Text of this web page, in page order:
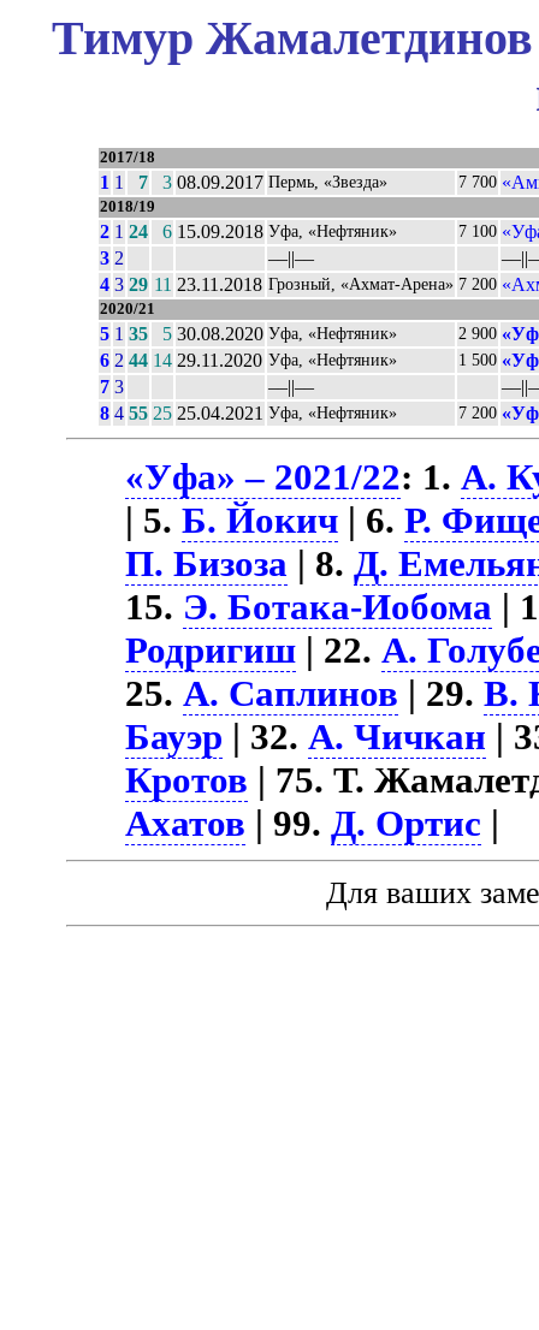
Тимур Жамалетдинов
2017/18
1 1 7 3 08.09.2017 Пермь, «Звезда» 7 700
2018/19
2 1 24 6 15.09.2018 Уфа, «Нефтяник» 7 100
3 2 ––||––
4 3 29 11 23.11.2018 Грозный, «Ахмат-Арена» 7 200
2020/21
5 1 35 5 30.08.2020 Уфа, «Нефтяник» 2 900
6 2 44 14 29.11.2020 Уфа, «Нефтяник» 1 500
7 3 ––||––
8 4 55 25 25.04.2021 Уфа, «Нефтяник» 7 200
«Уфа» – 2021/22: 1.А.
| 5.Б. Йокич | 6.Р.
П. Бизоза | 8.Д.
15. Э. Ботака-Иобома |
Родригиш | 22.А.
25.А. Саплинов | 29.В.
Бауэр | 32.А. Чичкан |
Кротов | 75. Т.
Ахатов | 99.Д. Ортис |
Для ваших